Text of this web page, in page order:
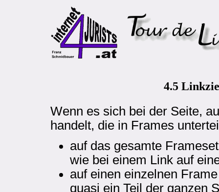
4.5
Wenn es sich bei der Seite,
handelt, die in Frames
auf das gesamte
wie bei einem Link auf
auf einen einzelnen
quasi ein Teil der ganzen